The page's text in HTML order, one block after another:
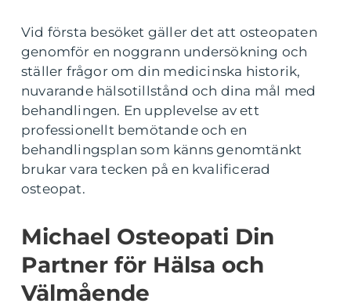
Vid första besöket gäller det att osteopaten
genomför en noggrann undersökning och
ställer frågor om din medicinska historik,
nuvarande hälsotillstånd och dina mål med
behandlingen. En upplevelse av ett
professionellt bemötande och en
behandlingsplan som känns genomtänkt
brukar vara tecken på en kvalificerad
osteopat.
Michael Osteopati Din
Partner för Hälsa och
Välmående